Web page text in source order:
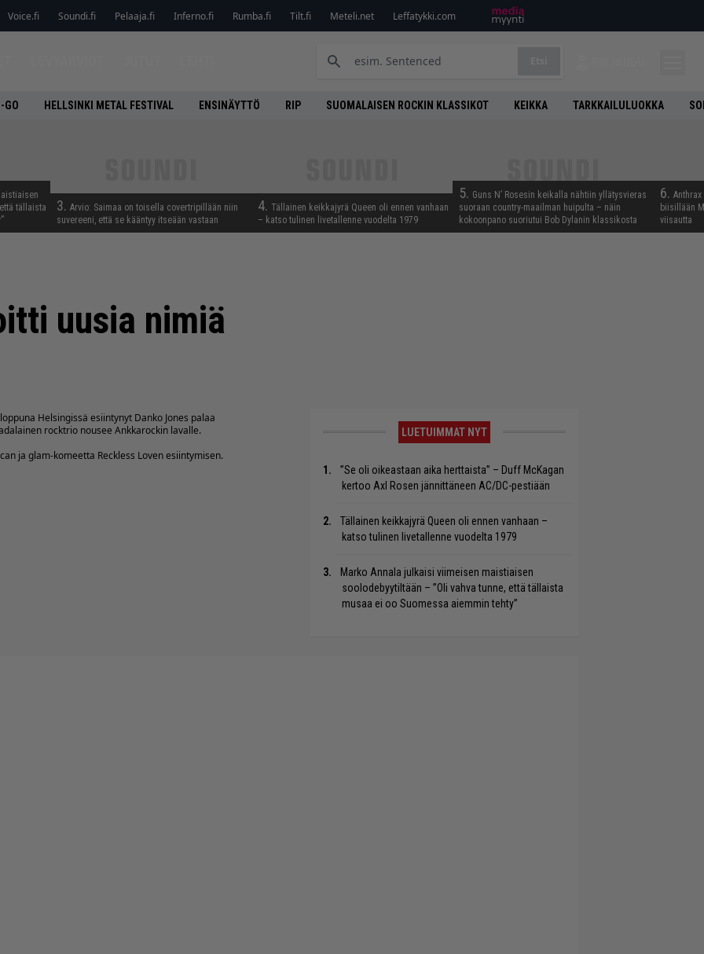
Voice.fi Soundi.fi Pelaaja.fi Inferno.fi Rumba.fi Tilt.fi Meteli.net Leffatykki.com
GO HELLSINKI METAL FESTIVAL ENSINÄYTTÖ RIP SUOMALAISEN ROCKIN KLASSIKOT KEIKKA TARKKAILULUOKKA
tällaista
3. Arvio: Saimaa on toisella covertripillään niin
suvereeni, että se kääntyy itseään vastaan
4. Tällainen keikkajyrä Queen oli ennen vanhaan
– katso tulinen livetallenne vuodelta 1979
5. Guns N’ Rosesin keikalla nähtiin yllätysvieras
suoraan country-maailman huipulta – näin
kokoonpano suoriutui Bob Dylanin klassikosta
6.
biisillään
viisautta
uusia nimiä
Helsingissä esiintynyt Danko Jones palaa
rocktrio nousee Ankkarockin lavalle.
ja glam-komeetta Reckless Loven esiintymisen.
LUETUIMMAT NYT
”Se oli oikeastaan aika herttaista” – Duff McKagan
kertoo Axl Rosen jännittäneen AC/DC-pestiään
Tällainen keikkajyrä Queen oli ennen vanhaan –
katso tulinen livetallenne vuodelta 1979
Marko Annala julkaisi viimeisen maistiaisen
soolodebyytiltään – ”Oli vahva tunne, että tällaista
musaa ei oo Suomessa aiemmin tehty”